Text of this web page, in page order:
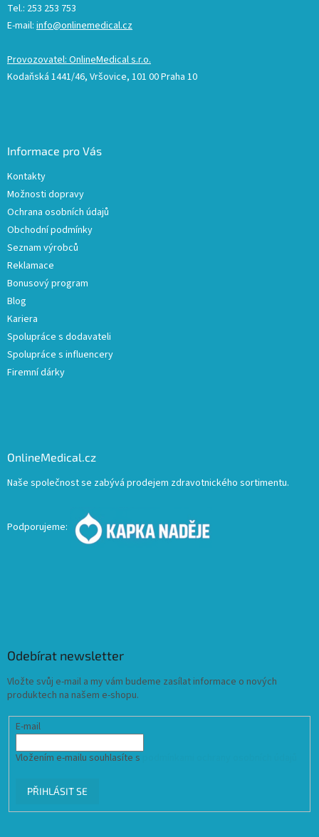
Tel.: 253 253 753
E-mail: info@onlinemedical.cz
Provozovatel: OnlineMedical s.r.o.
Kodaňská 1441/46, Vršovice, 101 00 Praha 10
Informace pro Vás
Kontakty
Možnosti dopravy
Ochrana osobních údajů
Obchodní podmínky
Seznam výrobců
Reklamace
Bonusový program
Blog
Kariera
Spolupráce s dodavateli
Spolupráce s influencery
Firemní dárky
OnlineMedical.cz
Naše společnost se zabývá prodejem zdravotnického sortimentu.
Podporujeme:
Odebírat newsletter
Vložte svůj e-mail a my vám budeme zasílat informace o nových
produktech na našem e-shopu.
E-mail
Vložením e-mailu souhlasíte s
PŘIHLÁSIT SE